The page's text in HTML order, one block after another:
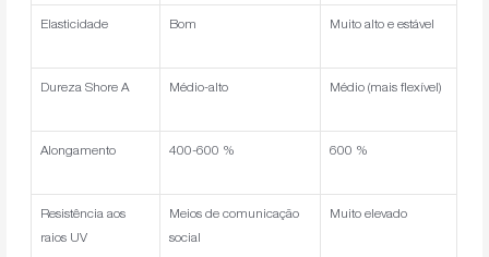
Elasticidade Bom Muito alto e estável
Dureza Shore A Médio-alto Médio (mais flexível)
Alongamento 400-600 % 600 %
Resistência aos
raios UV
Meios de comunicação
social
Muito elevado